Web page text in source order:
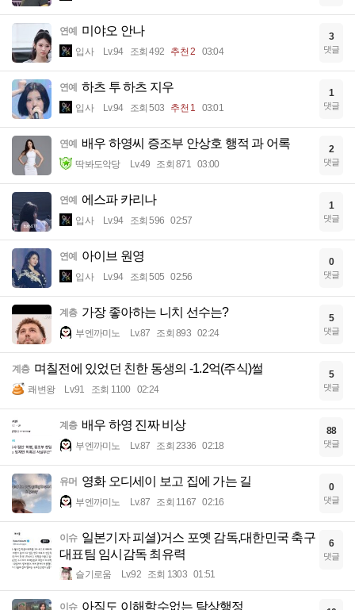
연예 미야오 안나
입사 Lv.94 조회 492 추천 2 03:04
3
댓글
연예 하츠 투 하츠 지우
입사 Lv.94 조회 503 추천 1 03:01
1
댓글
연예 배우 하영씨 증조부 안상호 행적 과 어록
딱봐도악당 Lv.49 조회 871 03:00
2
댓글
연예 에스파 카리나
입사 Lv.94 조회 596 02:57
1
댓글
연예 아이브 원영
입사 Lv.94 조회 505 02:56
0
댓글
계층 가장 좋아하는 니치 선수는?
부엔까미노 Lv.87 조회 893 02:24
5
댓글
계층 며칠전에 있었던 친한 동생의 -1.2억(주식)썰
쾌변왕 Lv.91 조회 1100 02:24
5
댓글
계층 배우 하영 진짜 비상
부엔까미노 Lv.87 조회 2336 02:18
88
댓글
유머 영화 오디세이 보고 집에 가는 길
부엔까미노 Lv.87 조회 1167 02:16
0
댓글
이슈 일본기자 피셜)거스 포옛 감독,대한민국 축구
대표팀 임시감독 최유력
슬기로움 Lv.92 조회 1303 01:51
6
댓글
이슈 아직도 이해할수없는 탁상행정